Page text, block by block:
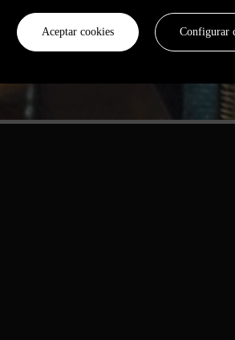
Aceptar cookies Configurar